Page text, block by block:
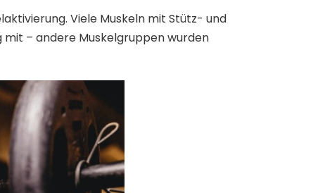
Viele Muskeln mit Stütz- und
– andere Muskelgruppen wurden